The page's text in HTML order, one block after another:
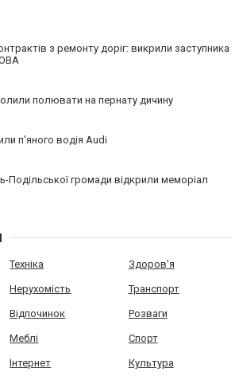
з ремонту доріг: викрили заступника
полювати на пернату дичину
п'яного водія Audi
Подільської громади відкрили меморіал
Техніка Здоров'я
Нерухомість Транспорт
Відпочинок Розваги
Меблі Спорт
Інтернет Культура